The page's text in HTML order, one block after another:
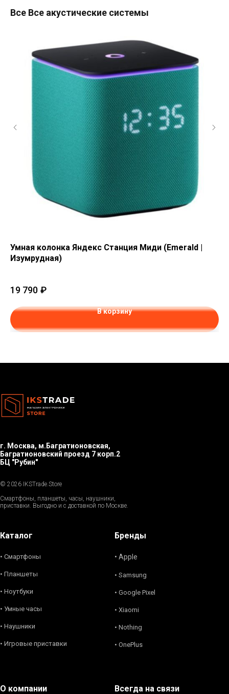
Все Все акустические системы
Умная колонка Яндекс Станция Миди (Emerald |
Изумрудная)
19 790 ₽
В корзину
г. Москва, м.Багратионовская,
Багратионовский проезд 7 корп.2
БЦ "Рубин"
© 2026 IKSTrade.Store
Смартфоны, планшеты, часы, наушники,
приставки. Выгодно и с доставкой по Москве.
Каталог
• Смартфоны
• Планшеты
• Ноутбуки
• Умные часы
• Наушники
• Игровые приставки
Бренды
• Apple
• Samsung
• Google Pixel
• Xiaomi
• Nothing
• OnePlus
О компании Всегда на связи